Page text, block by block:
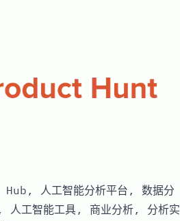
人工智能分析平台, 数据分
人工智能工具, 商业分析, 分析实